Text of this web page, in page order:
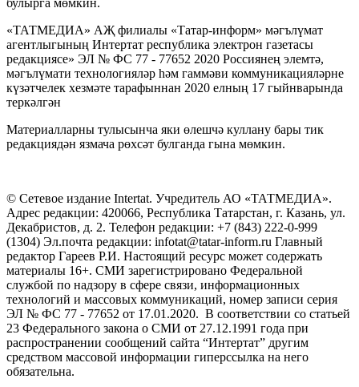
булырга мөмкин.
«ТАТМЕДИА» АҖ филиалы «Татар-информ» мәгълүмат
агентлыгының Интертат республика электрон газетасы
редакциясе» ЭЛ № ФС 77 - 77652 2020 Россиянең элемтә,
мәгълүмати технологияләр һәм гаммәви коммуникацияләрне
күзәтчелек хезмәте тарафыннан 2020 елның 17 гыйнварында
теркәлгән
Материалларны тулысынча яки өлешчә куллану бары тик
редакциядән язмача рөхсәт булганда гына мөмкин.
© Сетевое издание Intertat. Учредитель АО «ТАТМЕДИА».
Адрес редакции: 420066, Республика Татарстан, г. Казань, ул.
Декабристов, д. 2. Телефон редакции: +7 (843) 222-0-999
(1304) Эл.почта редакции: infotat@tatar-inform.ru Главный
редактор Гареев Р.И. Настоящий ресурс может содержать
материалы 16+. СМИ зарегистрировано Федеральной
службой по надзору в сфере связи, информационных
технологий и массовых коммуникаций, номер записи серия
ЭЛ № ФС 77 - 77652 от 17.01.2020. В соответствии со статьей
23 Федерального закона о СМИ от 27.12.1991 года при
распространении сообщений сайта “Интертат” другим
средством массовой информации гиперссылка на него
обязательна.